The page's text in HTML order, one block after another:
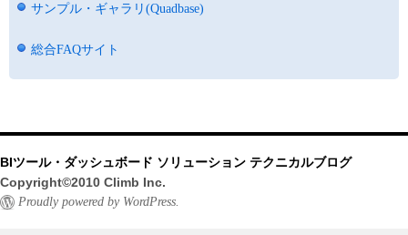
サンプル・ギャラリ(Quadbase)
総合FAQサイト
BIツール・ダッシュボード ソリューション テクニカルブログ
Copyright©2010 Climb Inc.
Proudly powered by WordPress.